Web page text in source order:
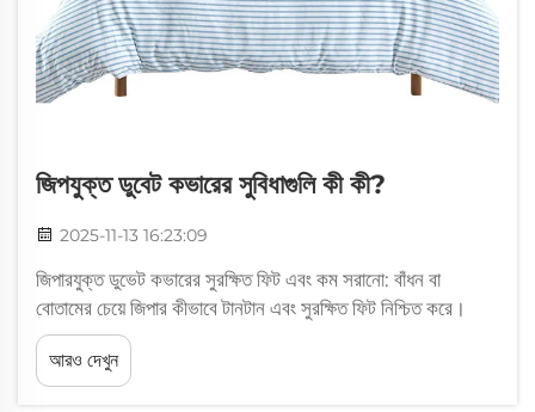
জিপযুক্ত ডুবেট কভারের সুবিধাগুলি কী কী?
2025-11-13 16:23:09
জিপারযুক্ত ডুভেট কভারের সুরক্ষিত ফিট এবং কম সরানো: বাঁধন বা
বোতামের চেয়ে জিপার কীভাবে টানটান এবং সুরক্ষিত ফিট নিশ্চিত করে।
রাতের বেলায় ডুভেট এদিক-ওদিক হয়ে যাওয়ার বিরক্তিকর সমস্যা আর
জিপারযুক্ত কভারের ক্ষেত্রে হয় না। বোতাম...
আরও দেখুন